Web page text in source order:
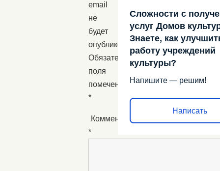
email
не
будет
опубликован.
Обязательные
поля
помечены
*
Комментарий
*
Сложности с
услуг Домов
Знаете, как
работу учреждений
культуры?
Напишите — решим!
Написать